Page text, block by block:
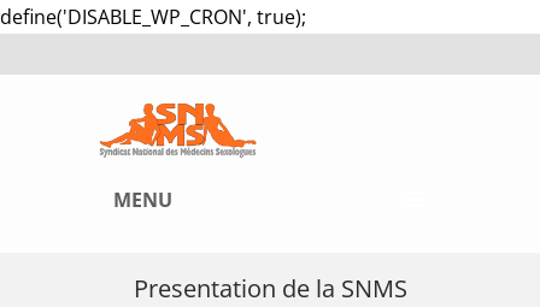
define('DISABLE_WP_CRON', true);
MENU
Presentation de la SNMS